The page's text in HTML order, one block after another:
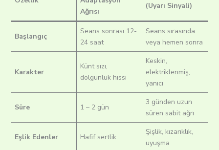
Ağrısı
(Uyarı Sinyali)
Başlangıç
Seans sonrası 12-
24 saat
Seans sırasında
veya hemen sonra
Karakter
Künt sızı,
dolgunluk hissi
Keskin,
elektriklenmiş,
yanıcı
Süre 1 – 2 gün
3 günden uzun
süren sabit ağrı
Eşlik Edenler Hafif sertlik
Şişlik, kızarıklık,
uyuşma